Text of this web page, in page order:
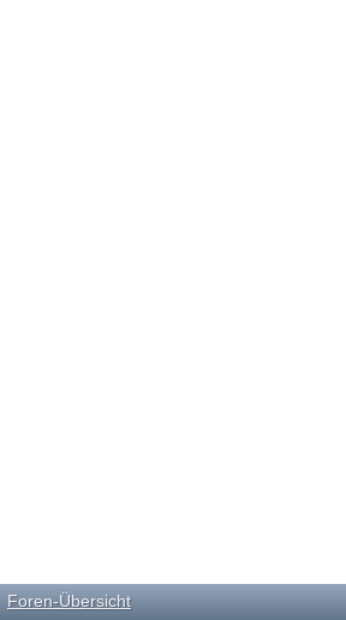
Foren-Übersicht